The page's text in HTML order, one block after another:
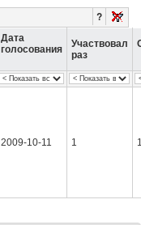
?
Дата
голосования
Участвовал
раз
2009-10-11 1